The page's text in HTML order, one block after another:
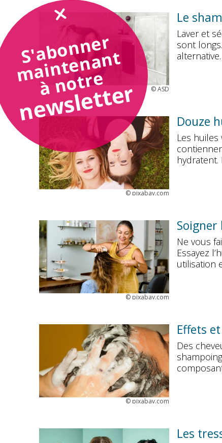
S'abonner
maintenant
à notre
newsletter
Le
©ASD
Laver et
sont
Douze
© pixabay.com
Les
Soigner
© pixabay.com
Ne vous
Essayez
utilisation
Effets
© pixabay.com
Des
Les